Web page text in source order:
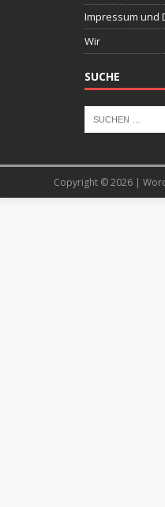
Impressum und
Wir
SUCHE
Copyright © 2026 |